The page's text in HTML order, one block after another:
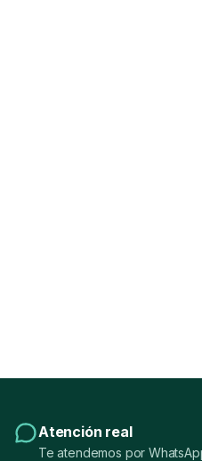
Atención real
Te atendemos por